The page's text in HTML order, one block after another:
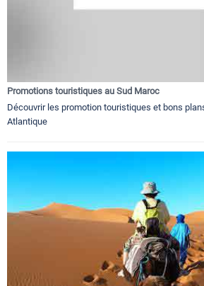
Promotions touristiques au Sud Maroc
Découvrir les promotion touristiques et bons
Atlantique